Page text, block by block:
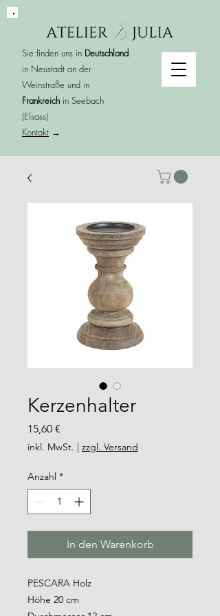
Sie finden uns in Deutschland
in Neustadt an der
Weinstraße und in
Frankreich in Seebach
(Elsass)
Kontakt →
Kerzenhalter
15,60 €
inkl. MwSt. | zzgl. Versand
Anzahl *
In den Warenkorb
PESCARA Holz
Höhe 20 cm